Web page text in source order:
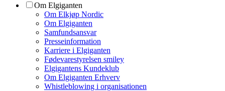
Om Elgiganten
Om Elkjøp Nordic
Om Elgiganten
Samfundsansvar
Presseinformation
Karriere i Elgiganten
Fødevarestyrelsen smiley
Elgigantens Kundeklub
Om Elgiganten Erhverv
Whistleblowing i organisationen